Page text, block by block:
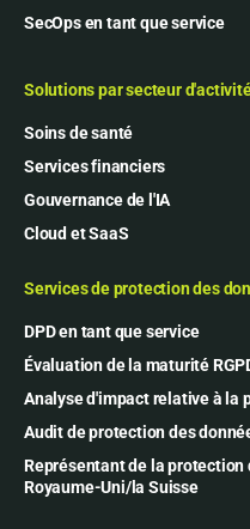
SecOps en tant que service
Solutions par secteur
Soins de santé
Services financiers
Gouvernance de l'IA
Cloud et SaaS
Services de protection des
DPD en tant que service
Évaluation de la maturité
Analyse d'impact relative à la
Audit de protection des
Représentant de la protection
Royaume-Uni/la Suisse